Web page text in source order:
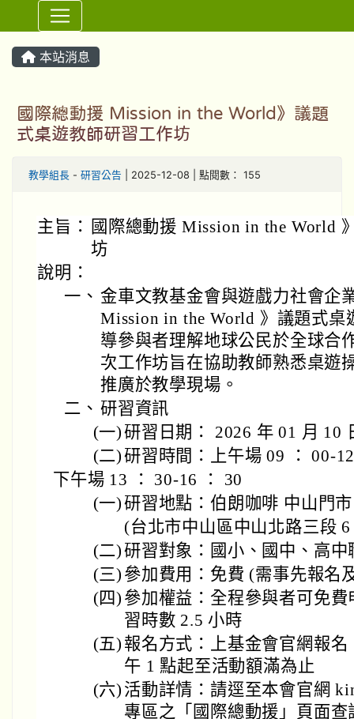
⏸
本站消息
國際總動援 Mission in the World》議題
式桌遊教師研習工作坊
教學組長 - 研習公告 | 2025-12-08 | 點閱數： 155
主旨：
國際總動援 Mission in the World
坊
說明：
一、 金車文教基金會與遊戲力社會企
Mission in the World 》議題式桌
導參與者理解地球公民於全球合
次工作坊旨在協助教師熟悉桌遊
推廣於教學現場。
二、 研習資訊
(一)研習日期： 2026 年 01 月 10
(二)研習時間：上午場 09 ： 00-
下午場 13 ： 30-16 ： 30
(一)研習地點：伯朗咖啡 中山門市
(台北市中山區中山北路三段
(二)研習對象：國小、國中、高中
(三) 參加費用：免費 (需事先報名
(四) 參加權益：全程參與者可免
習時數 2.5 小時
(五) 報名方式：上基金會官網報
午 1 點起至活動額滿為止
(六) 活動詳情：請逕至本會官網
專區之「國際總動援」頁面查